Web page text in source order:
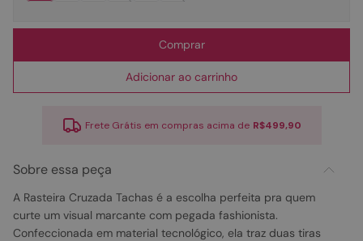
Comprar
Adicionar ao carrinho
Frete Grátis em compras acima de R$499,90
Sobre essa peça
A Rasteira Cruzada Tachas é a escolha perfeita pra quem
curte um visual marcante com pegada fashionista.
Confeccionada em material tecnológico, ela traz duas tiras